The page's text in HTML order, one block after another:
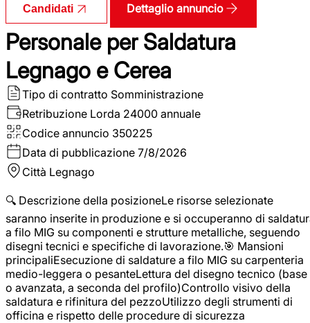
Candidati Dettaglio annuncio
Personale per Saldatura
Legnago e Cerea
Tipo di contratto Somministrazione
Retribuzione Lorda 24000 annuale
Codice annuncio 350225
Data di pubblicazione 7/8/2026
Città Legnago
🔍 Descrizione della posizioneLe risorse selezionate
saranno inserite in produzione e si occuperanno di
a filo MIG su componenti e strutture metalliche, seguendo
disegni tecnici e specifiche di lavorazione.🎯 Mansioni
principaliEsecuzione di saldature a filo MIG su carpenteria
medio-leggera o pesanteLettura del disegno tecnico (base
o avanzata, a seconda del profilo)Controllo visivo della
saldatura e rifinitura del pezzoUtilizzo degli strumenti di
officina e rispetto delle procedure di sicurezza